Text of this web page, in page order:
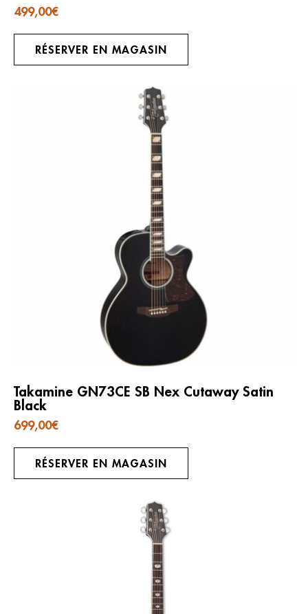
499,00€
RÉSERVER EN MAGASIN
Takamine GN73CE SB Nex Cutaway Satin
Black
699,00€
RÉSERVER EN MAGASIN